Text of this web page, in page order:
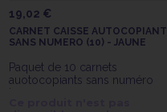
19,02 €
CARNET CAISSE AUTOCOPIANT
SANS NUMERO (10) - JAUNE
Paquet de 10 carnets
auotocopiants sans numéro
jaune